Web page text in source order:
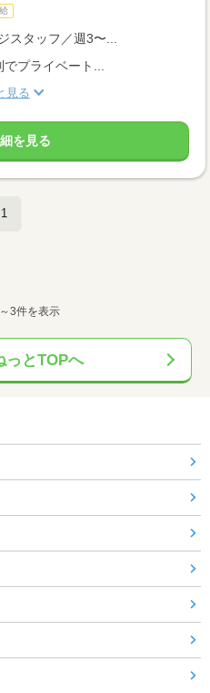
スタッフ／週3〜...
プライベート...
見る
を見る
1
3件を表示
っとTOPへ